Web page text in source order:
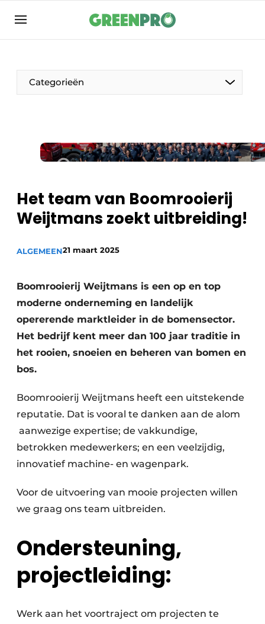
Aanmelden
Bedrijven
Contact
Groen in de zorg
Meest gelezen
Nieuwsbrief
Vacature aanmelden
Vacatures
Video’s
Categorieën
Het team van Boomrooierij
Weijtmans zoekt uitbreiding!
ALGEMEEN21 maart 2025
Boomrooierij Weijtmans is een op en top
moderne onderneming en landelijk
opererende marktleider in de bomensector.
Het bedrijf kent meer dan 100 jaar traditie in
het rooien, snoeien en beheren van bomen en
bos.
Boomrooierij Weijtmans heeft een uitstekende
reputatie. Dat is vooral te danken aan de alom
aanwezige expertise; de vakkundige,
betrokken medewerkers; en een veelzijdig,
innovatief machine- en wagenpark.
Voor de uitvoering van mooie projecten willen
we graag ons team uitbreiden.
Ondersteuning,
projectleiding:
Werk aan het voortraject om projecten te